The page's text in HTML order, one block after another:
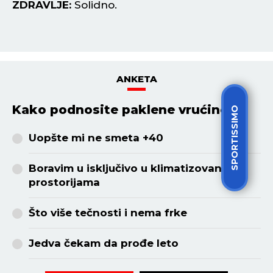
SPORTISSIMO
ZDRAVLJE:Više se krećite.
ANKETA
Kako podnosite paklene vrućine?
Uopšte mi ne smeta +40
Boravim u isključivo u klimatizovanim
prostorijama
Što više tečnosti i nema frke
Jedva čekam da prođe leto